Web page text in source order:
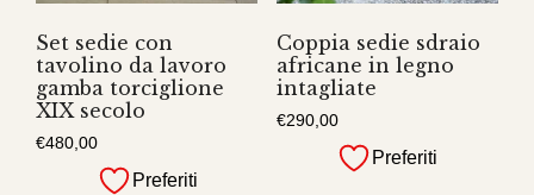
Set sedie con
tavolino da lavoro
gamba torciglione
XIX secolo
€480,00
Preferiti
Coppia sedie sdraio
africane in legno
intagliate
€290,00
Preferiti